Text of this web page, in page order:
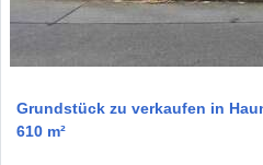
Grundstück zu verkaufen in
610 m²